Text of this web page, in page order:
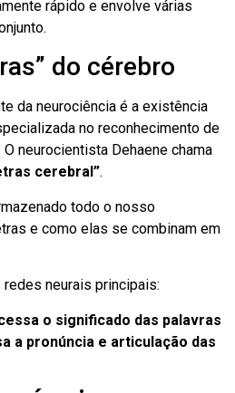
rápido e envolve várias
do cérebro
da neurociência é a existência
no reconhecimento de
neurocientista Dehaene chama
cerebral”.
todo o nosso
e como elas se combinam em
redes neurais principais:
o significado das palavras
a pronúncia e articulação das